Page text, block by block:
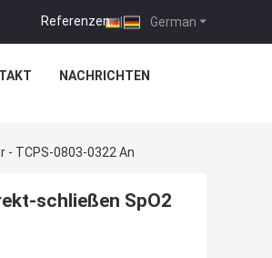
German
Referenzen |
NACHRICHTEN
- TCPS-0803-0322 An
schließen SpO2